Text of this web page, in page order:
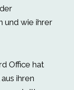
und wie ihrer
Office hat
ihren